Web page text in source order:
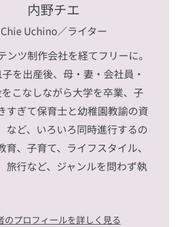
内野チエ
Chie Uchino／ライター
ンツ制作会社を経てフリーに。
を出産後、母・妻・会社員・
こなしながら大学を卒業、子
すぎて保育士と幼稚園教諭の資
など、いろいろ同時進行するの
育、子育て、ライフスタイル、
旅行など、ジャンルを問わず執
のプロフィールを詳しく見る